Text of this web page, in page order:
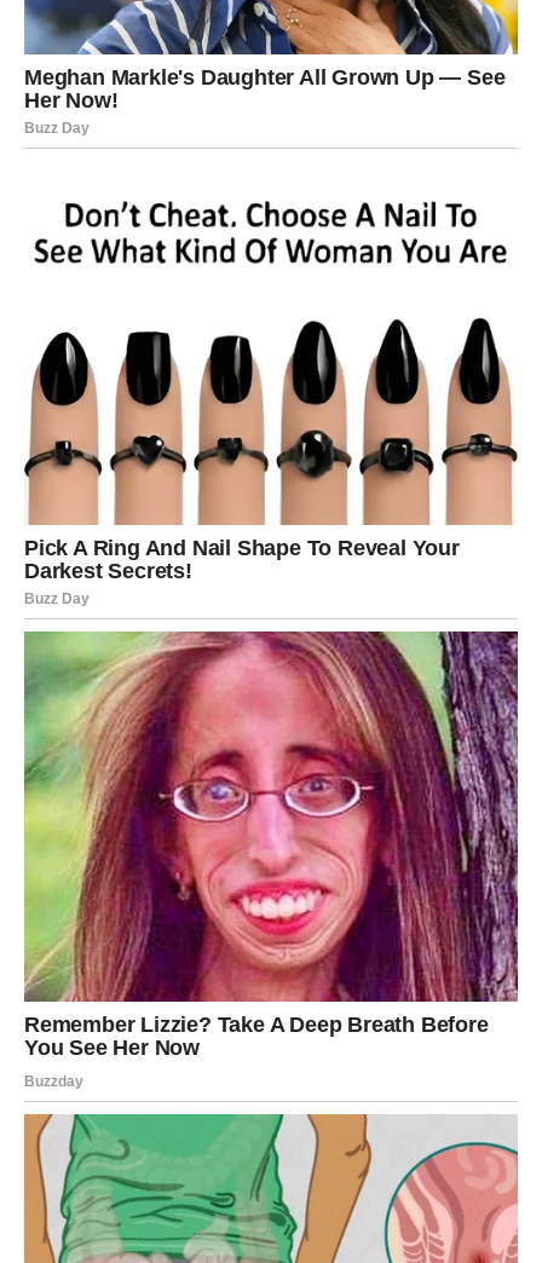
pokrenu neke nove stvari. Ovo je dobar dan za planiranje
i razmišljanje o budućim koracima. U ljubavi može doći do
situacije u kojoj ćete jasno videti koliko nekome značite.
Partner može pokazati svoju odanost kroz mali, ali
značajan gest. Slobodni Lavovi mogu privući pažnju
planu moguće su nove ideje koje će vam kasnije doneti
korist.
Device tokom četvrtka mogu biti fokusirane na obaveze i
praktične stvari. Ipak, ovaj dan donosi i jedan razgovor
koji može promeniti način na koji gledate na određenu
osobu. U ljubavi je važno da budete otvoreni i iskreni
prema partneru. Slobodne Device mogu shvatiti da neko
iz njihovog okruženja gaji emocije prema njima. Na poslu
se savetuje strpljenje – neke stvari zahtevaju vreme da bi
se rešile na pravi način.
VAGA
Za Vage četvrtak može biti dan u kojem dolazi do važnog
razjašnjenja u odnosima. Možda ćete dobiti odgovor na
pitanje koje vas je dugo mučilo. U ljubavi se otvara
mogućnost za iskren razgovor koji može ojačati odnos.
Slobodne Vage mogu upoznati osobu koja će ih
zaintrigirati svojom energijom. Na poslovnom planu
moguća je dobra vest ili informacija koja vam daje
dodatnu motivaciju.
ŠKORPIJA
Škorpije tokom četvrtka mogu osetiti potrebu da se malo
povuku i razmisle o nekim situacijama. Vaša intuicija je
veoma jaka i može vam pomoći da donesete pravu
odluku. U ljubavi može doći do trenutka iskrenosti koji